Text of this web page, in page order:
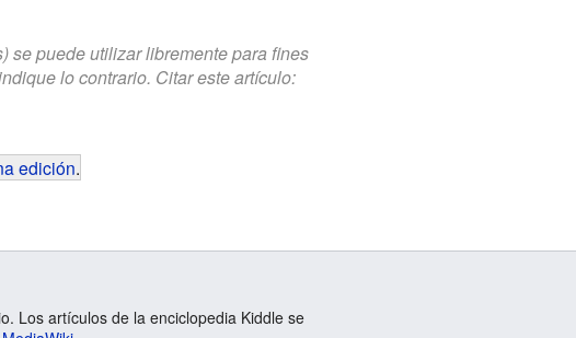
se puede utilizar libremente para fines
lo contrario. Citar este artículo:
edición.
Los artículos de la enciclopedia Kiddle se